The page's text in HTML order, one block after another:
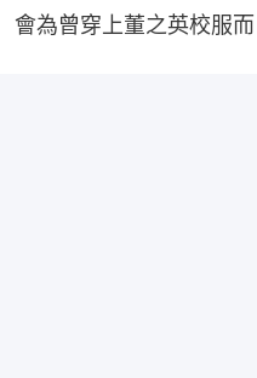
會為曾穿上董之英校服而